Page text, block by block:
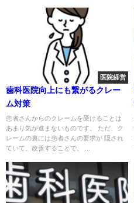
医院経営
歯科医院向上にも繋がるクレー
ム対策
患者さんからのクレームを受けることは
あまり気が進まないものです。 ただ、ク
レームの裏には患者さんの要求が 隠され
ていて、改善することで、 ...